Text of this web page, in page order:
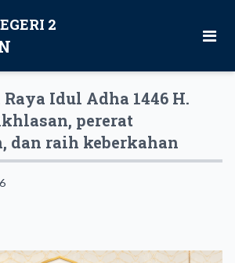
2
Idul Adha 1446 H.
pererat
dan raih keberkahan